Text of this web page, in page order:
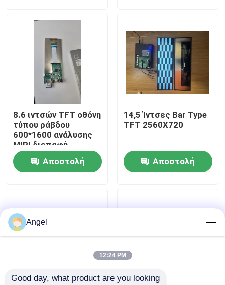
VR παρουσιάστε
Περίπου εμείς
Γύρος εργοστασίων
Μας ελάτε σε επαφή με
Επίδειξη LCD TFT
8.6 ιντσών TFT οθόνη
τύπου ράβδου
600*1600 ανάλυσης
MIPI διεπαφή
κίνησης IC
JD9365DA-H3
Αποστολή
14,5 Ίντσες Bar Type
TFT 2560X720
Αποστολή
Angel
12:24 PM
Good day, what product are you looking